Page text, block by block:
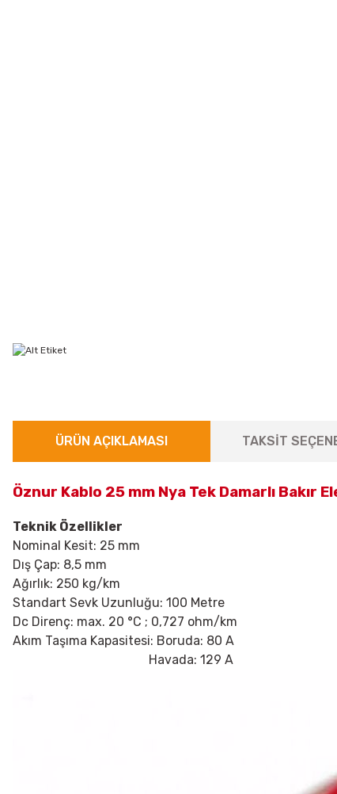
ÜRÜN AÇIKLAMASI TAKSİT
Öznur Kablo 25 mm Nya Tek Damarlı Bakır
Teknik Özellikler
Nominal Kesit: 25 mm
Dış Çap: 8,5 mm
Ağırlık: 250 kg/km
Standart Sevk Uzunluğu: 100 Metre
Dc Direnç: max. 20 °C ; 0,727 ohm/km
Akım Taşıma Kapasitesi: Boruda: 80 A
Havada: 129 A